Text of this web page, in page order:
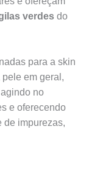
verdes do
para a skin
em geral,
no
e oferecendo
de impurezas,